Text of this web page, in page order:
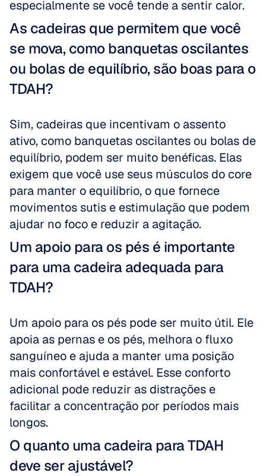
especialmente se você tende a sentir calor.
As cadeiras que permitem que você
se mova, como banquetas oscilantes
ou bolas de equilíbrio, são boas para o
TDAH?
Sim, cadeiras que incentivam o assento
ativo, como banquetas oscilantes ou bolas de
equilíbrio, podem ser muito benéficas. Elas
exigem que você use seus músculos do core
para manter o equilíbrio, o que fornece
movimentos sutis e estimulação que podem
ajudar no foco e reduzir a agitação.
Um apoio para os pés é importante
para uma cadeira adequada para
TDAH?
Um apoio para os pés pode ser muito útil. Ele
apoia as pernas e os pés, melhora o fluxo
sanguíneo e ajuda a manter uma posição
mais confortável e estável. Esse conforto
adicional pode reduzir as distrações e
facilitar a concentração por períodos mais
longos.
O quanto uma cadeira para TDAH
deve ser ajustável?